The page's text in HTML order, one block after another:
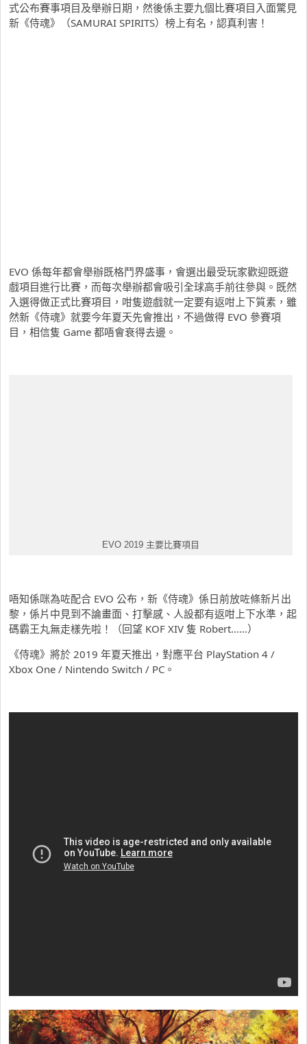
式公布賽事項目及舉辦日期，然後係主要九個比賽項目入面驚見
新《侍魂》（SAMURAI SPIRITS）榜上有名，認真利害！
EVO 係每年都會舉辦既格鬥界盛事，會選出最受玩家歡迎既遊
戲項目進行比賽，而每次舉辦都會吸引全球高手前往參與。既然
入選得做正式比賽項目，咁隻遊戲就一定要有返咁上下質素，雖
然新《侍魂》就要今年夏天先會推出，不過做得 EVO 參賽項
目，相信隻 Game 都唔會衰得去邊。
EVO 2019 主要比賽項目
唔知係咪為咗配合 EVO 公布，新《侍魂》係日前放咗條新片出
黎，係片中見到不論畫面、打擊感、人設都有返咁上下水準，起
碼霸王丸無走樣先啦！（回望 KOF XIV 隻 Robert……）
《侍魂》將於 2019 年夏天推出，對應平台 PlayStation 4 /
Xbox One / Nintendo Switch / PC。